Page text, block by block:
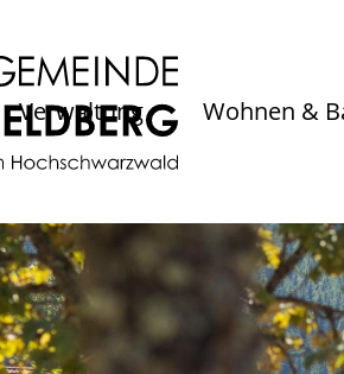
Verwaltung Wohnen &